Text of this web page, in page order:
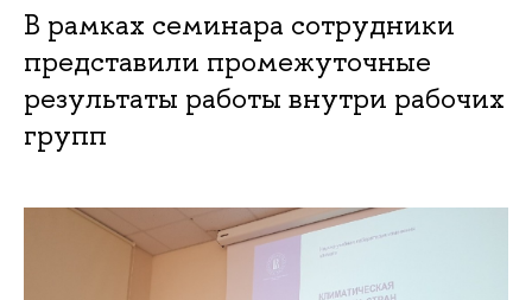
В рамках семинара сотрудники
представили промежуточные
результаты работы внутри рабочих
групп